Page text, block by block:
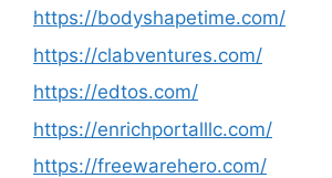
https://bodyshapetime.com/
https://clabventures.com/
https://edtos.com/
https://enrichportalllc.com/
https://freewarehero.com/